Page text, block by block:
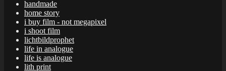
handmade
home story
i buy film - not megapixel
i shoot film
lichtbildprophet
life in analogue
life is analogue
lith print